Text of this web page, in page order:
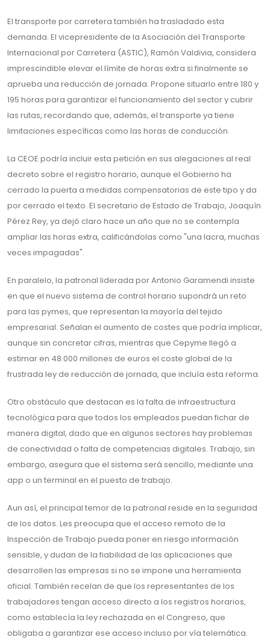
El transporte por carretera también ha trasladado esta
demanda. El vicepresidente de la Asociación del Transporte
Internacional por Carretera (ASTIC), Ramón Valdivia, considera
imprescindible elevar el límite de horas extra si finalmente se
aprueba una reducción de jornada. Propone situarlo entre 180 y
195 horas para garantizar el funcionamiento del sector y cubrir
las rutas, recordando que, además, el transporte ya tiene
limitaciones específicas como las horas de conducción.
La CEOE podría incluir esta petición en sus alegaciones al real
decreto sobre el registro horario, aunque el Gobierno ha
cerrado la puerta a medidas compensatorias de este tipo y da
por cerrado el texto. El secretario de Estado de Trabajo, Joaquín
Pérez Rey, ya dejó claro hace un año que no se contempla
ampliar las horas extra, calificándolas como "una lacra, muchas
veces impagadas".
En paralelo, la patronal liderada por Antonio Garamendi insiste
en que el nuevo sistema de control horario supondrá un reto
para las pymes, que representan la mayoría del tejido
empresarial. Señalan el aumento de costes que podría implicar,
aunque sin concretar cifras, mientras que Cepyme llegó a
estimar en 48.000 millones de euros el coste global de la
frustrada ley de reducción de jornada, que incluía esta reforma.
Otro obstáculo que destacan es la falta de infraestructura
tecnológica para que todos los empleados puedan fichar de
manera digital, dado que en algunos sectores hay problemas
de conectividad o falta de competencias digitales. Trabajo, sin
embargo, asegura que el sistema será sencillo, mediante una
app o un terminal en el puesto de trabajo.
Aun así, el principal temor de la patronal reside en la seguridad
de los datos. Les preocupa que el acceso remoto de la
Inspección de Trabajo pueda poner en riesgo información
sensible, y dudan de la fiabilidad de las aplicaciones que
desarrollen las empresas si no se impone una herramienta
oficial. También recelan de que los representantes de los
trabajadores tengan acceso directo a los registros horarios,
como establecía la ley rechazada en el Congreso, que
obligaba a garantizar ese acceso incluso por vía telemática.